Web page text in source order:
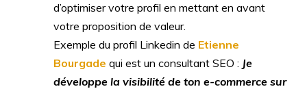
d’optimiser votre profil en mettant en avant
votre proposition de valeur.
Exemple du profil Linkedin de Etienne
Bourgade qui est un consultant SEO : Je
développe la visibilité de ton e-commerce sur